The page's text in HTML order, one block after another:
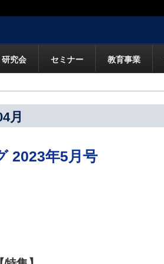
研究会 セミナー 教育事業
月
2023年5月号